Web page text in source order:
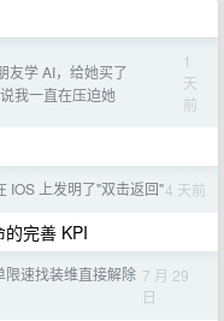
友学 AI，给她买了
我一直在压迫她
1
天
前
IOS 上发明了"双击返回"4 天前
完善 KPI
限速找装维直接解除 7 月 29
日